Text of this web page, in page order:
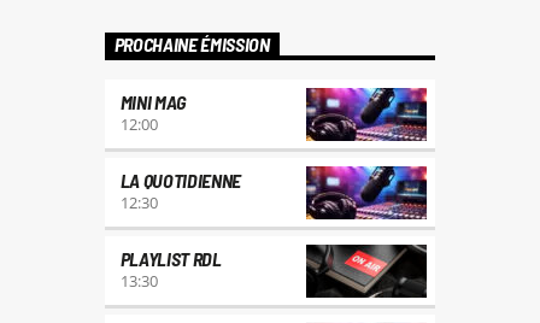
PROCHAINE ÉMISSION
MINI MAG
12:00
LA QUOTIDIENNE
12:30
PLAYLIST RDL
13:30